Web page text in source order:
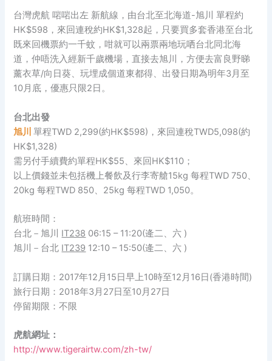
台灣虎航 啱啱出左 新航線，由台北至北海道-旭川 單程約
HK$598，來回連稅約HK$1,328起，只要買多套香港至台北
既來回機票約一千蚊，咁就可以兩票兩地玩哂台北同北海
道，仲唔洗入經新千歲機場，直接去旭川，方便去富良野睇
薰衣草/向日葵、玩埋成個道東都得、出發日期為明年3月至
10月底，優惠只限2日。
台北出發
旭川 單程TWD 2,299(約HK$598)，來回連稅TWD5,098(約
HK$1,328)
需另付手續費約單程HK$55、來回HK$110；
以上價錢並未包括機上餐飲及行李寄艙15kg 每程TWD 750、
20kg 每程TWD 850、25kg 每程TWD 1,050。
航班時間：
台北－旭川 IT238 06:15 – 11:20(逄二、六 )
旭川－台北 IT239 12:10 – 15:50(逄二、六 )
訂購日期：2017年12月15日早上10時至12月16日(香港時間)
旅行日期：2018年3月27日至10月27日
停留期限：不限
虎航網址：
http://www.tigerairtw.com/zh-tw/